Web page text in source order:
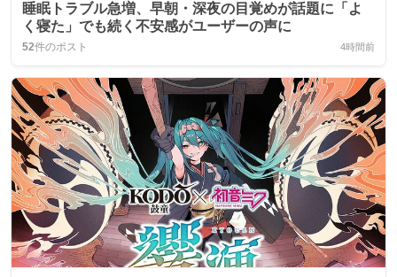
睡眠トラブル急増、早朝・深夜の目覚めが話題に「よ
く寝た」でも続く不安感がユーザーの声に
52件のポスト 4時間前